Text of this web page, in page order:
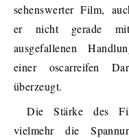
sehenswerter Film,
er nicht gerade
ausgefallenen
einer oscarreifen
überzeugt.
Die Stärke des
vielmehr die